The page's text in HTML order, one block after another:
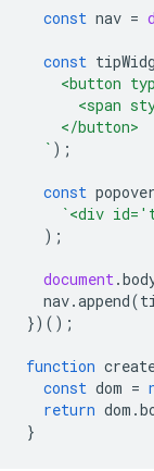
const nav =
const
<button
<span
    </button>
  `
);
const popover
`<div
);
document.
nav.append(
})();
function
const dom =
return dom .
}